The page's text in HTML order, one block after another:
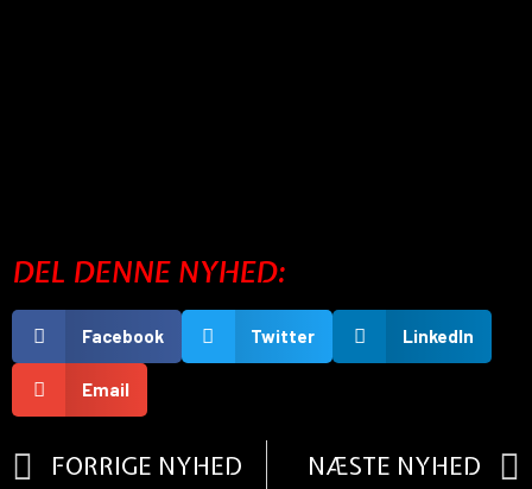
DEL DENNE NYHED:
Facebook Twitter LinkedIn
Email
FORRIGE NYHED NÆSTE NYHED